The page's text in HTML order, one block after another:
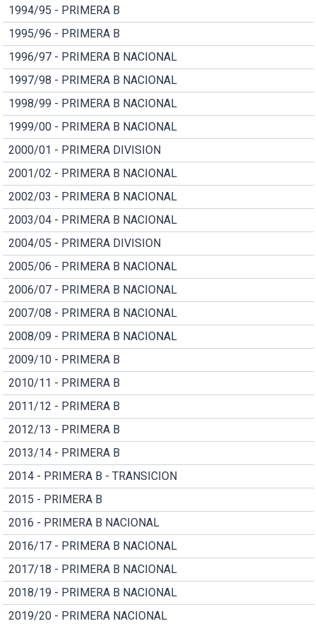
1994/95 - PRIMERA B
1995/96 - PRIMERA B
1996/97 - PRIMERA B NACIONAL
1997/98 - PRIMERA B NACIONAL
1998/99 - PRIMERA B NACIONAL
1999/00 - PRIMERA B NACIONAL
2000/01 - PRIMERA DIVISION
2001/02 - PRIMERA B NACIONAL
2002/03 - PRIMERA B NACIONAL
2003/04 - PRIMERA B NACIONAL
2004/05 - PRIMERA DIVISION
2005/06 - PRIMERA B NACIONAL
2006/07 - PRIMERA B NACIONAL
2007/08 - PRIMERA B NACIONAL
2008/09 - PRIMERA B NACIONAL
2009/10 - PRIMERA B
2010/11 - PRIMERA B
2011/12 - PRIMERA B
2012/13 - PRIMERA B
2013/14 - PRIMERA B
2014 - PRIMERA B - TRANSICION
2015 - PRIMERA B
2016 - PRIMERA B NACIONAL
2016/17 - PRIMERA B NACIONAL
2017/18 - PRIMERA B NACIONAL
2018/19 - PRIMERA B NACIONAL
2019/20 - PRIMERA NACIONAL